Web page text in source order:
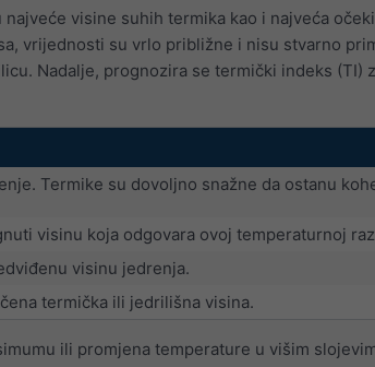
najveće visine suhih termika kao i najveća
vrijednosti su vrlo približne i nisu stvarno
Nadalje, prognozira se termički indeks (TI)
Termike su dovoljno snažne da ostanu
visinu koja odgovara ovoj temperaturnoj
visinu jedrenja.
termička ili jedrilišna visina.
ili promjena temperature u višim